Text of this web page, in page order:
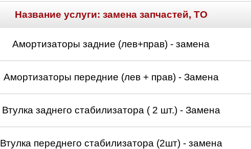
Название услуги: замена запчастей, ТО
Амортизаторы задние (лев+прав) - замена
Амортизаторы передние (лев + прав) - Замена
Втулка заднего стабилизатора ( 2 шт.) - Замена
Втулка переднего стабилизатора (2шт) - замена